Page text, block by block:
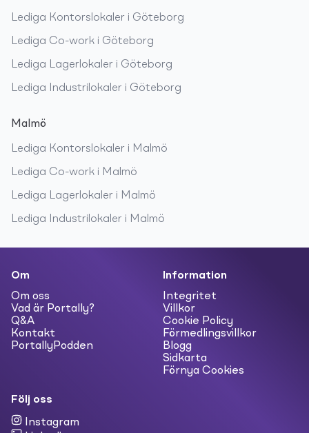
Lediga Kontorslokaler i Göteborg
Lediga Co-work i Göteborg
Lediga Lagerlokaler i Göteborg
Lediga Industrilokaler i Göteborg
Malmö
Lediga Kontorslokaler i Malmö
Lediga Co-work i Malmö
Lediga Lagerlokaler i Malmö
Lediga Industrilokaler i Malmö
Om
Om oss
Vad är Portally?
Q&A
Kontakt
PortallyPodden
Information
Integritet
Villkor
Cookie Policy
Förmedlingsvillkor
Blogg
Sidkarta
Förnya Cookies
Följ oss
Instagram